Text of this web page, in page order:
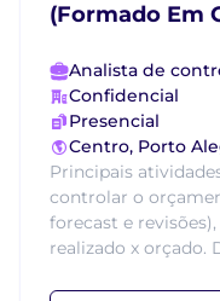
(Formado Em
Analista de
Confidencial
Presencial
Centro, Porto
Principais
controlar o
forecast e
realizado x orçado.